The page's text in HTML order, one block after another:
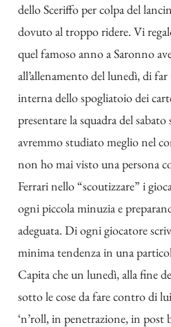
dello Sceriffo per colpa del
dovuto al troppo ridere. Vi
quel famoso anno a Saronno
all’allenamento del lunedì, di
interna dello spogliatoio dei
presentare la squadra del sabato
avremmo studiato meglio nel
non ho mai visto una persona
Ferrari nello “scoutizzare” i
ogni piccola minuzia e
adeguata. Di ogni giocatore
minima tendenza in una
Capita che un lunedì, alla fine
sotto le cose da fare contro di
‘n’roll, in penetrazione, in post